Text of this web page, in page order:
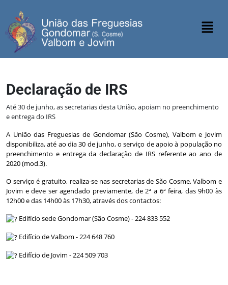
Declaração de IRS
Até 30 de junho, as secretarias desta União, apoiam no preenchimento
e entrega do IRS
A União das Freguesias de Gondomar (São Cosme), Valbom e Jovim
disponibiliza, até ao dia 30 de junho, o serviço de apoio à população no
preenchimento e entrega da declaração de IRS referente ao ano de
2020 (mod.3).
O serviço é gratuito, realiza-se nas secretarias de São Cosme, Valbom e
Jovim e deve ser agendado previamente, de 2ª a 6ª feira, das 9h00 às
12h00 e das 14h00 às 17h30, através dos contactos:
Edifício sede Gondomar (São Cosme) - 224 833 552
Edifício de Valbom - 224 648 760
Edifício de Jovim - 224 509 703